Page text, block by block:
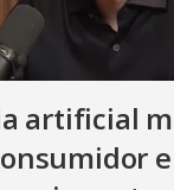
artificial